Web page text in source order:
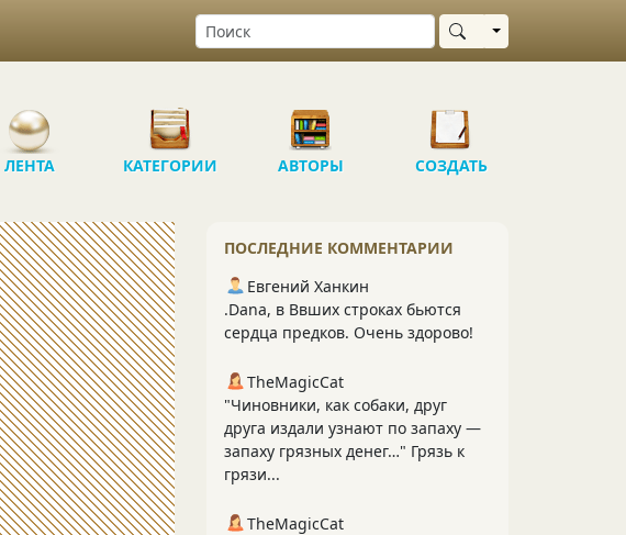
Выбрать область
ЛЕНТА КАТЕГОРИИ АВТОРЫ СОЗДАТЬ
ПОСЛЕДНИЕ КОММЕНТАРИИ
Евгений Ханкин
.Dana, в Ввших строках бьются
сердца предков. Очень здорово!
TheMagicCat
"Чиновники, как собаки, друг
друга издали узнают по запаху —
запаху грязных денег…" Грязь к
грязи...
TheMagicCat